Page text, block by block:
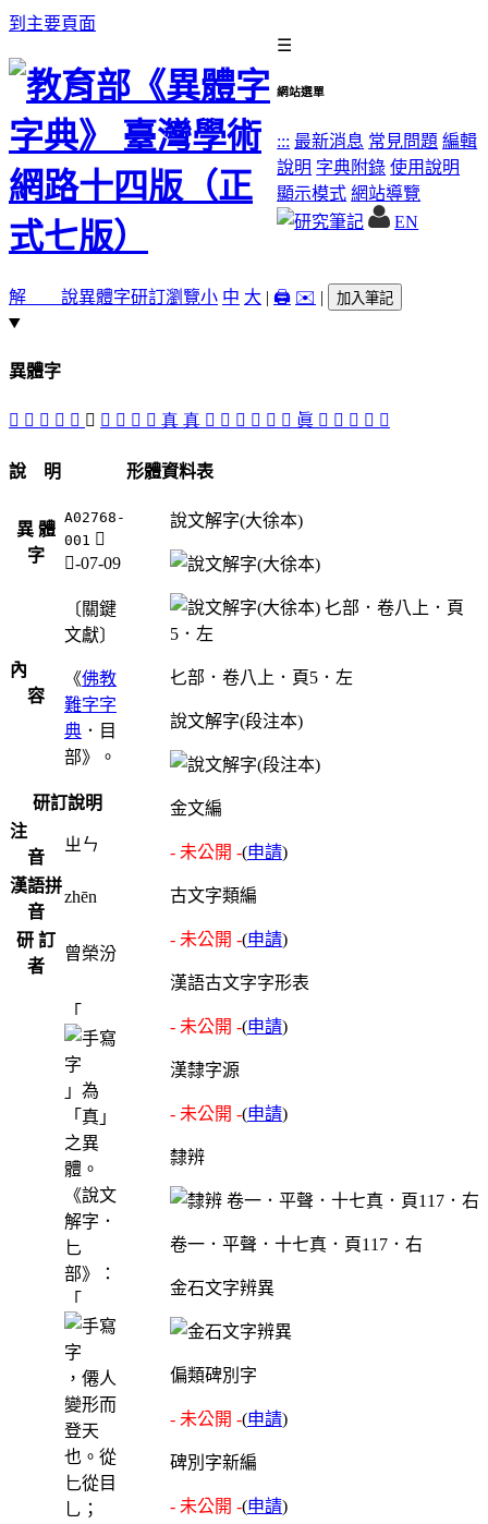
到主要頁面
☰
網站選單
::: 最新消息 常見問題 編輯
說明 字典附錄 使用說明
顯示模式 網站導覽
EN
解 說異體字研訂瀏覽小 中 大 | 🖨️ ✉️ | 加入筆記
異體字
󳻉 󳻇 󳻃 󳻆 󳻍 𠤛 𡙊 󳻄 󳻊 󳻋 真 真 󳺼 󳺻 󳺽 󳻀 󳻌 󳻈 眞 󳺾 󳻅 󳺿 󳻂 󳻁
說 明
異 體
字
A02768-
001 𠤛
匕-07-09
內
容
〔關鍵
文獻〕
《佛教
難字字
典 ．目
部》。
研訂說明
注
音
ㄓㄣ
漢語拼
音
zhēn
研 訂
者
曾榮汾
「
」為
「真」
之異
體。
《說文
解字．
匕
部》：
「
，僊人
變形而
登天
也。從
匕從目
乚；
形體資料表
說文解字(大徐本)
𠤎部．卷八上．頁5．左
說文解字(段注本)
金文編
- 未公開 -(申請)
古文字類編
- 未公開 -(申請)
漢語古文字字形表
- 未公開 -(申請)
漢隸字源
- 未公開 -(申請)
隸辨
卷一．平聲．十七真．頁117．右
金石文字辨異
偏類碑別字
- 未公開 -(申請)
碑別字新編
- 未公開 -(申請)